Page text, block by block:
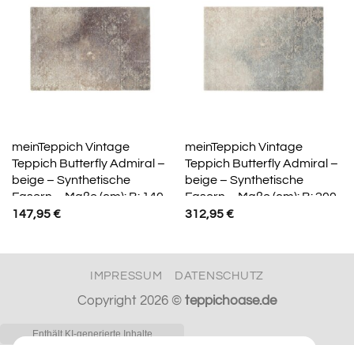
meinTeppich Vintage
Teppich Butterfly Admiral –
beige – Synthetische
Fasern – Maße (cm): B: 140
H: 1,3
147,95€
meinTeppich Vintage
Teppich Butterfly Admiral –
beige – Synthetische
Fasern – Maße (cm): B: 200
H: 1,3
312,95€
IMPRESSUM DATENSCHUTZ
Copyright 2026 © teppichoase.de